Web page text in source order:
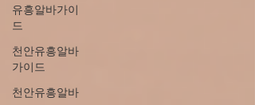
유흥알바가이
드
천안유흥알바
가이드
천안유흥알바